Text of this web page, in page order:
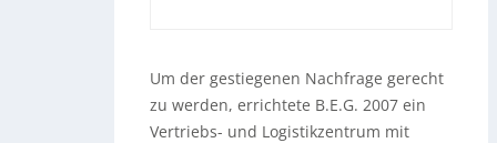
Um der gestiegenen Nachfrage gerecht
zu werden, errichtete B.E.G. 2007 ein
Vertriebs- und Logistikzentrum mit